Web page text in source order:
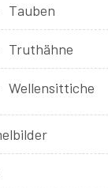
Tauben
Truthähne
Wellensittiche